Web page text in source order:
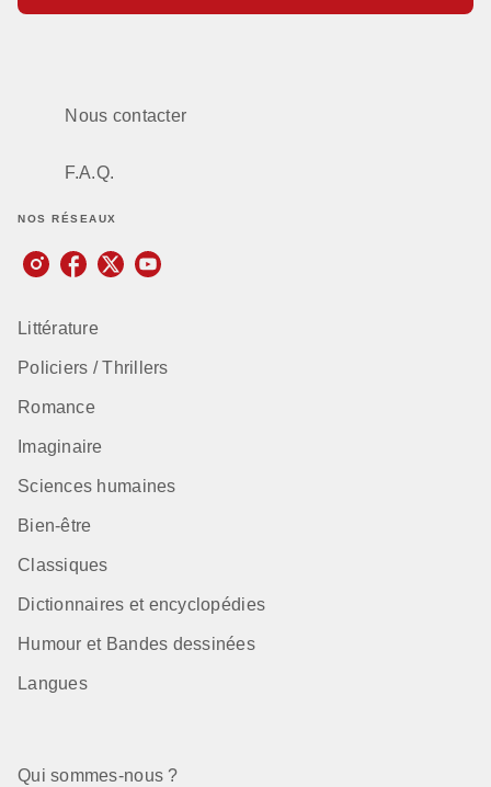
Nous contacter
F.A.Q.
NOS RÉSEAUX
Littérature
Policiers / Thrillers
Romance
Imaginaire
Sciences humaines
Bien-être
Classiques
Dictionnaires et encyclopédies
Humour et Bandes dessinées
Langues
Qui sommes-nous ?